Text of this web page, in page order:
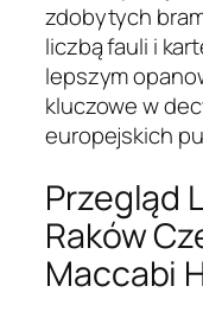
zdobytych
liczbą fauli i
lepszym
kluczowe w
europejskich
Przegląd
Raków
Maccabi